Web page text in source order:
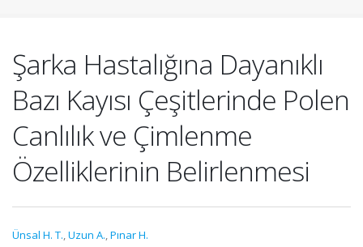
Şarka Hastalığına Dayanıklı
Bazı Kayısı Çeşitlerinde Polen
Canlılık ve Çimlenme
Özelliklerinin Belirlenmesi
Ünsal H. T.,Uzun A.,Pınar H.